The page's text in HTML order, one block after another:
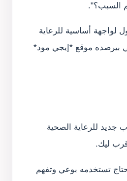
السبب؟".
لواجهة أساسية للرعاية
بيرصده موقع *إيجي مود*
جديد للرعاية الصحية
ليك.
تستخدمه بوعي وتفهم